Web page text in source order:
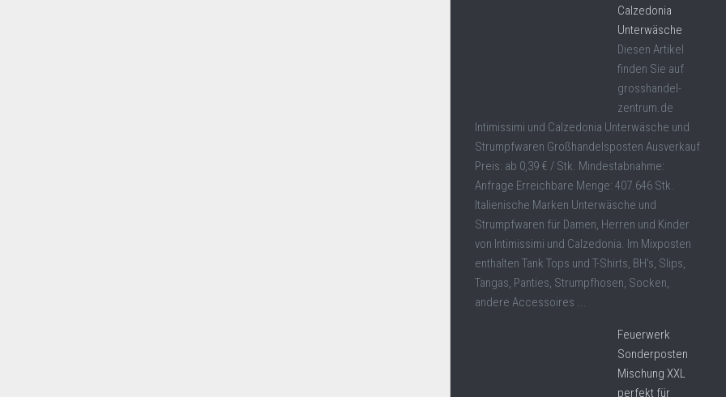
Calzedonia
Unterwäsche
Diesen Artikel
finden Sie auf
grosshandel-
zentrum.de
Intimissimi und Calzedonia Unterwäsche und
Strumpfwaren Großhandelsposten Ausverkauf
Preis: ab 0,39 € / Stk. Mindestabnahme:
Anfrage Erreichbare Menge: 407.646 Stk.
Italienische Marken Unterwäsche und
Strumpfwaren für Damen, Herren und Kinder
von Intimissimi und Calzedonia. Im Mixposten
enthalten Tank Tops und T-Shirts, BH's, Slips,
Tangas, Panties, Strumpfhosen, Socken,
andere Accessoires ...
Feuerwerk
Sonderposten
Mischung XXL
perfekt für